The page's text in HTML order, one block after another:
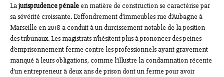
Lajurisprudence pénaleen matière de construction se caractérise par
sa sévérité croissante. L’effondrement d’immeubles rue d’Aubagne à
Marseille en 2018 a conduit à un durcissement notable de la position
des tribunaux. Les magistrats n’hésitent plus à prononcer des peines
d’emprisonnement ferme contre les professionnels ayant gravement
manqué à leurs obligations, comme l’illustre la condamnation récente
d’un entrepreneur à deux ans de prison dont un ferme pour avoir